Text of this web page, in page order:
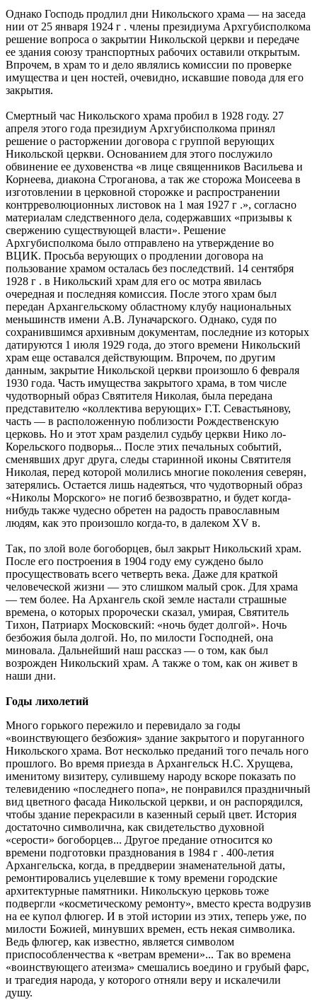
Однако Господь продлил дни Никольского храма — на заседа
нии от 25 января 1924 г . члены президиума Архгубисполкома
решение вопроса о закрытии Никольской церкви и передаче
ее здания союзу транспортных рабочих оставили открытым.
Впрочем, в храм то и дело являлись комиссии по проверке
имущества и цен ностей, очевидно, искавшие повода для его
закрытия.
Смертный час Никольского храма пробил в 1928 году. 27
апреля этого года президиум Архгубисполкома принял
решение о расторжении договора с группой верующих
Никольской церкви. Основанием для этого послужило
обвинение ее духовенства «в лице священников Васильева и
Корнеева, диакона Строганова, а так же сторожа Моисеева в
изготовлении в церковной сторожке и распространении
контрреволюционных листовок на 1 мая 1927 г .», согласно
материалам следственного дела, содержавших «призывы к
свержению существующей власти». Решение
Архгубисполкома было отправлено на утверждение во
ВЦИК. Просьба верующих о продлении договора на
пользование храмом осталась без последствий. 14 сентября
1928 г . в Никольский храм для его ос мотра явилась
очередная и последняя комиссия. После этого храм был
передан Архангельскому областному клубу национальных
меньшинств имени А.В. Луначарского. Однако, судя по
сохранившимся архивным документам, последние из которых
датируются 1 июля 1929 года, до этого времени Никольский
храм еще оставался действующим. Впрочем, по другим
данным, закрытие Никольской церкви произошло 6 февраля
1930 года. Часть имущества закрытого храма, в том числе
чудотворный образ Святителя Николая, была передана
представителю «коллектива верующих» Г.Т. Севастьянову,
часть — в расположенную поблизости Рождественскую
церковь. Но и этот храм разделил судьбу церкви Нико ло-
Корельского подворья... После этих печальных событий,
сменявших друг друга, следы старинной иконы Святителя
Николая, перед которой молились многие поколения северян,
затерялись. Остается лишь надеяться, что чудотворный образ
«Николы Морского» не погиб безвозвратно, и будет когда-
нибудь также чудесно обретен на радость православным
людям, как это произошло когда-то, в далеком XV в.
Так, по злой воле богоборцев, был закрыт Никольский храм.
После его построения в 1904 году ему суждено было
просуществовать всего четверть века. Даже для краткой
человеческой жизни — это слишком малый срок. Для храма
— тем более. На Архангель ской земле настали страшные
времена, о которых пророчески сказал, умирая, Святитель
Тихон, Патриарх Московский: «ночь будет долгой». Ночь
безбожия была долгой. Но, по милости Господней, она
миновала. Дальнейший наш рассказ — о том, как был
возрожден Никольский храм. А также о том, как он живет в
наши дни.
Годы лихолетий
Много горького пережило и перевидало за годы
«воинствующего безбожия» здание закрытого и поруганного
Никольского храма. Вот несколько преданий того печаль ного
прошлого. Во время приезда в Архангельск Н.С. Хрущева,
именитому визитеру, сулившему народу вскоре показать по
телевидению «последнего попа», не понравился праздничный
вид цветного фасада Никольской церкви, и он распорядился,
чтобы здание перекрасили в казенный серый цвет. История
достаточно символична, как свидетельство духовной
«серости» богоборцев... Другое предание относится ко
времени подготовки празднования в 1984 г . 400-летия
Архангельска, когда, в преддверии знаменательной даты,
ремонтировались уцелевшие к тому времени городские
архитектурные памятники. Никольскую церковь тоже
подвергли «косметическому ремонту», вместо креста водрузив
на ее купол флюгер. И в этой истории из этих, теперь уже, по
милости Божией, минувших времен, есть некая символика.
Ведь флюгер, как известно, является символом
приспособленчества к «ветрам времени»... Так во времена
«воинствующего атеизма» смешались воедино и грубый фарс,
и трагедия народа, у которого отняли веру и искалечили
душу.